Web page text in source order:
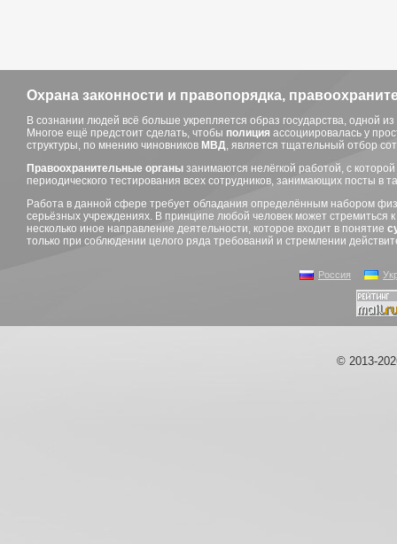
Охрана законности и правопорядка,
В сознании людей всё больше укрепляется образ государства, одной
Многое ещё предстоит сделать, чтобы полиция ассоциировалась у
структуры, по мнению чиновников МВД, является тщательный отбор
Правоохранительные органы занимаются нелёгкой работой, с
периодического тестирования всех сотрудников, занимающих посты в
Работа в данной сфере требует обладания определённым набором
серьёзных учреждениях. В принципе любой человек может стремиться
несколько иное направление деятельности, которое входит в понятие
только при соблюдении целого ряда требований и стремлении
Россия
© 2013-